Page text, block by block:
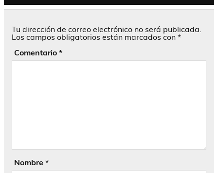
Tu dirección de correo electrónico no será publicada.
Los campos obligatorios están marcados con *
Comentario *
Nombre *